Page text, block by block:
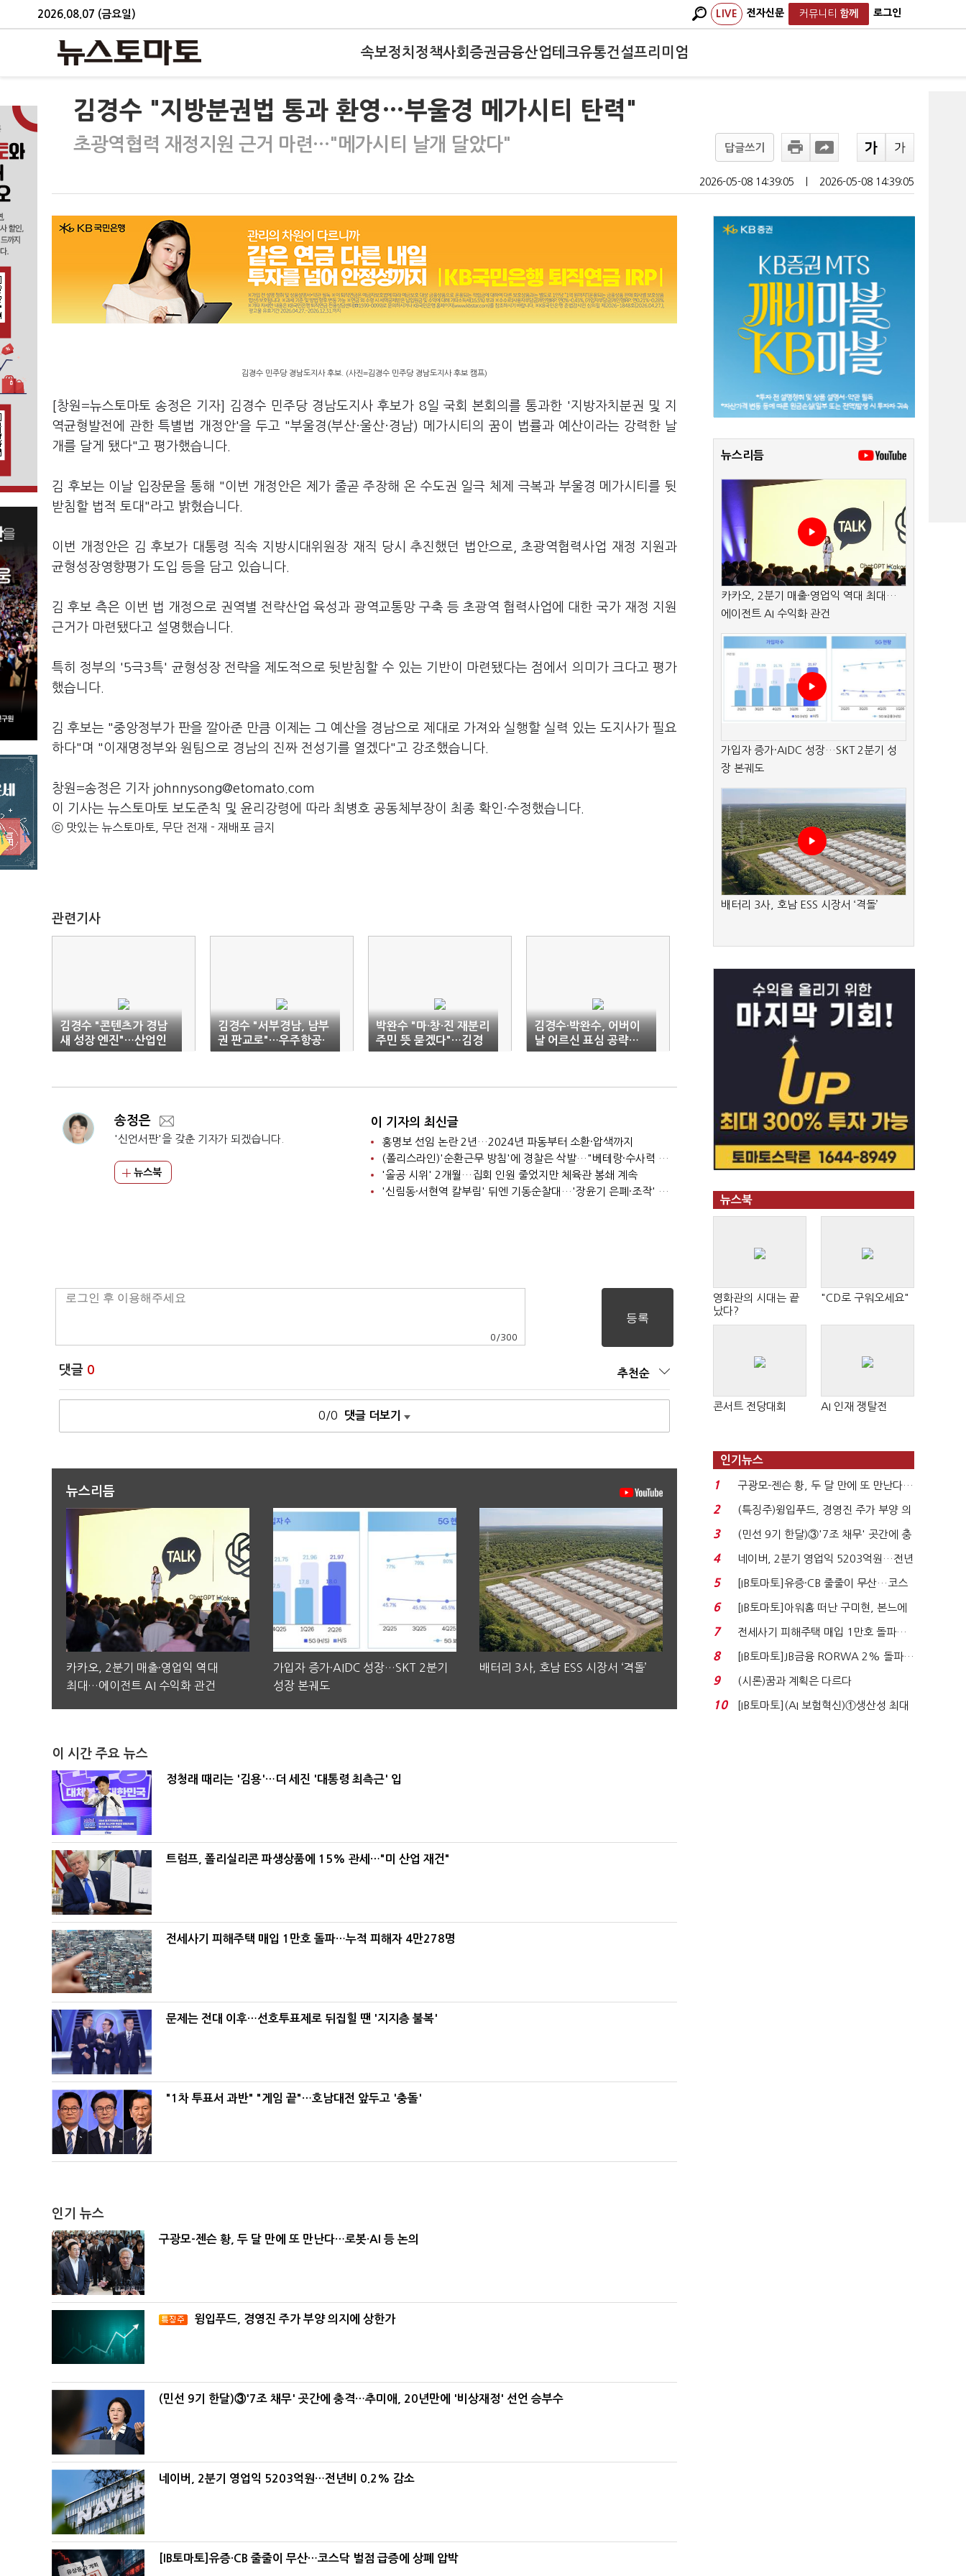
2026.08.07 (금요일) LIVE 전자신문 커뮤니티 함께 로그인
속보정치 정책사회 증권금융산업테크유통건설프리미엄
김경수 "지방분권법 통과 환영…부울경 메가시티 탄력"
초광역협력 재정지원 근거 마련…"메가시티 날개 달았다" 답글쓰기
2026-05-08 14:39:05 2026-05-08 14:39:05
김경수 민주당 경남도지사 후보. (사진=김경수 민주당 경남도지사 후보 캠프)
[창원=뉴스토마토 송정은 기자] 김경수 민주당 경남도지사 후보가 8일 국회 본회의를 통과한 '지방자치분권 및 지
역균형발전에 관한 특별법 개정안'을 두고 "부울경(부산·울산·경남) 메가시티의 꿈이 법률과 예산이라는 강력한 날
개를 달게 됐다"고 평가했습니다.
김 후보는 이날 입장문을 통해 "이번 개정안은 제가 줄곧 주장해 온 수도권 일극 체제 극복과 부울경 메가시티를 뒷
받침할 법적 토대"라고 밝혔습니다.
이번 개정안은 김 후보가 대통령 직속 지방시대위원장 재직 당시 추진했던 법안으로, 초광역협력사업 재정 지원과
균형성장영향평가 도입 등을 담고 있습니다.
김 후보 측은 이번 법 개정으로 권역별 전략산업 육성과 광역교통망 구축 등 초광역 협력사업에 대한 국가 재정 지원
근거가 마련됐다고 설명했습니다.
특히 정부의 '5극3특' 균형성장 전략을 제도적으로 뒷받침할 수 있는 기반이 마련됐다는 점에서 의미가 크다고 평가
했습니다.
김 후보는 "중앙정부가 판을 깔아준 만큼 이제는 그 예산을 경남으로 제대로 가져와 실행할 실력 있는 도지사가 필요
하다"며 "이재명정부와 원팀으로 경남의 진짜 전성기를 열겠다"고 강조했습니다.
창원=송정은 기자 johnnysong@etomato.com
이 기사는 뉴스토마토 보도준칙 및 윤리강령에 따라 최병호 공동체부장이 최종 확인·수정했습니다.
ⓒ 맛있는 뉴스토마토, 무단 전재 - 재배포 금지
관련기사
김경수 "콘텐츠가 경남
새 성장 엔진"…산업인
간담회 개최
김경수 "서부경남, 남부
권 판교로"…우주항공·
방산 육성 승부수
박완수 "마·창·진 재분리
주민 뜻 묻겠다"…김경
수 "통합 실패 사과부
김경수·박완수, 어버이
날 어르신 표심 공략…
복지·일자리 맞대결
송정은
'신언서판'을 갖춘 기자가 되겠습니다.
뉴스북
이 기자의 최신글
홍명보 선임 논란 2년…2024년 파동부터 소환·압색까지
(폴리스라인)'순환근무 방침'에 경찰은 삭발…"베테랑·수사력 보강 먼저"
'올공 시위' 2개월…집회 인원 줄었지만 체육관 봉쇄 계속
'신림동·서현역 칼부림' 뒤엔 기동순찰대…'장윤기 은폐·조작' 후엔 내부비리수사대
0 /300
댓글 0 추천순
0/0 댓글 더보기
뉴스리듬
카카오, 2분기 매출·영업익 역대
최대…에이전트 AI 수익화 관건
가입자 증가·AIDC 성장…SKT 2분기
성장 본궤도
배터리 3사, 호남 ESS 시장서 ‘격돌’
이 시간 주요 뉴스
정청래 때리는 '김용'…더 세진 '대통령 최측근' 입
트럼프, 폴리실리콘 파생상품에 15% 관세…"미 산업 재건"
전세사기 피해주택 매입 1만호 돌파…누적 피해자 4만278명
문제는 전대 이후…선호투표제로 뒤집힐 땐 '지지층 불복'
"1차 투표서 과반" "게임 끝"…호남대전 앞두고 '충돌'
인기 뉴스
구광모-젠슨 황, 두 달 만에 또 만난다…로봇·AI 등 논의
윙입푸드, 경영진 주가 부양 의지에 상한가
(민선 9기 한달)③'7조 채무' 곳간에 충격…추미애, 20년만에 '비상재정' 선언 승부수
네이버, 2분기 영업익 5203억원…전년비 0.2% 감소
[IB토마토]유증·CB 줄줄이 무산…코스닥 벌점 급증에 상폐 압박
뉴스리듬
카카오, 2분기 매출·영업익 역대 최대…
에이전트 AI 수익화 관건
가입자 증가·AIDC 성장…SKT 2분기 성
장 본궤도
배터리 3사, 호남 ESS 시장서 ‘격돌’
뉴스북
영화관의 시대는 끝
났다?
"CD로 구워오세요"
콘서트 전당대회 AI 인재 쟁탈전
인기뉴스
1
구광모-젠슨 황, 두 달 만에 또 만난다…
로봇·AI 등 논...
2
(특징주)윙입푸드, 경영진 주가 부양 의
지에 상한가...
3
(민선 9기 한달)③'7조 채무' 곳간에 충
격…추미애, 20년...
4
네이버, 2분기 영업익 5203억원…전년
비 0.2% 감소...
5
[IB토마토]유증·CB 줄줄이 무산…코스
닥 벌점 급증에 ...
6
[IB토마토]아워홈 떠난 구미현, 본느에
340억 베팅…가...
7
전세사기 피해주택 매입 1만호 돌파…
누적 피해자 4만2...
8
[IB토마토]JB금융 RORWA 2% 돌파…
실적 견인은 은행 ...
9 (시론)꿈과 계획은 다르다
10
[IB토마토](AI 보험혁신)①생산성 최대